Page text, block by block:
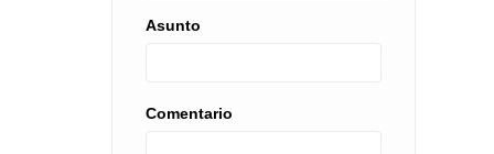
Asunto
Comentario